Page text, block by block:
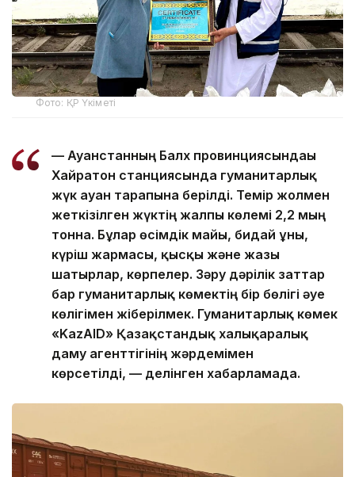
Фото: ҚР Үкіметі
— Ауғанстанның Балх провинциясындағы
Хайратон станциясында гуманитарлық
жүк ауған тарапына берілді. Темір жолмен
жеткізілген жүктің жалпы көлемі 2,2 мың
тонна. Бұлар өсімдік майы, бидай ұны,
күріш жармасы, қысқы және жазғы
шатырлар, көрпелер. Зәру дәрілік заттар
бар гуманитарлық көмектің бір бөлігі әуе
көлігімен жіберілмек. Гуманитарлық көмек
«KazAID» Қазақстандық халықаралық
даму агенттігінің жәрдемімен
көрсетілді, — делінген хабарламада.